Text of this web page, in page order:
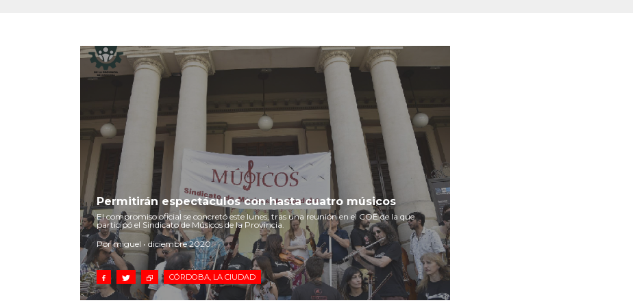
Permitirán espectáculos con hasta cuatro músicos
El compromiso oficial se concretó este lunes, tras una reunión en el COE de la que
participó el Sindicato de Músicos de la Provincia.
Por miguel • diciembre 2020
CÓRDOBA, LA CIUDAD